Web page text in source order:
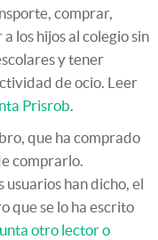
comprar,
los hijos al colegio sin
y tener
de ocio. Leer
Prisrob.
que ha comprado
comprarlo.
han dicho, el
que se lo ha escrito
otro lector o